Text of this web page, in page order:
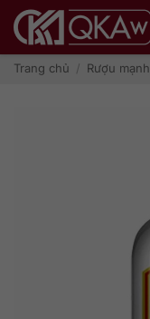
qua
dungTrang chủ / Rượu mạnh